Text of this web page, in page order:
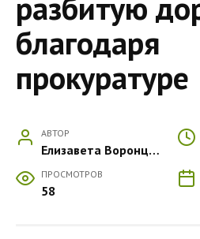
благодаря
прокуратуре
АВТОР
Елизавета Воронцова
ПРОСМОТРОВ
58